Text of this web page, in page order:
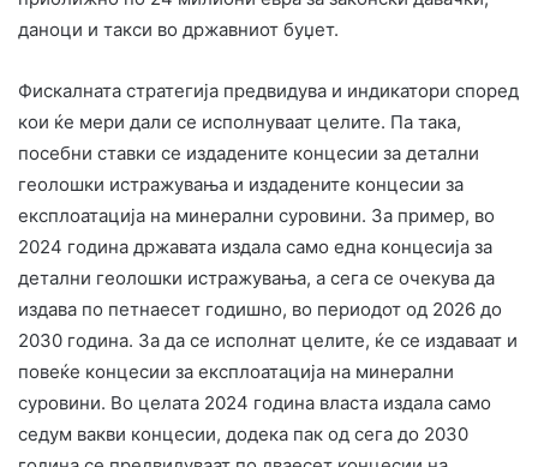
даноци и такси во државниот буџет.
Фискалната стратегија предвидува и индикатори според
кои ќе мери дали се исполнуваат целите. Па така,
посебни ставки се издадените концесии за детални
геолошки истражувања и издадените концесии за
експлоатација на минерални суровини. За пример, во
2024 година државата издала само една концесија за
детални геолошки истражувања, а сега се очекува да
издава по петнаесет годишно, во периодот од 2026 до
2030 година. За да се исполнат целите, ќе се издаваат и
повеќе концесии за експлоатација на минерални
суровини. Во целата 2024 година власта издала само
седум вакви концесии, додека пак од сега до 2030